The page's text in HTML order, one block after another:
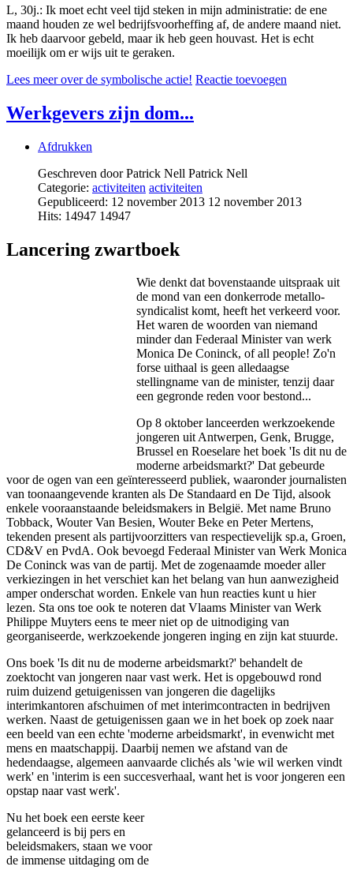
L, 30j.: Ik moet echt veel tijd steken in mijn administratie: de ene
maand houden ze wel bedrijfsvoorheffing af, de andere maand niet.
Ik heb daarvoor gebeld, maar ik heb geen houvast. Het is echt
moeilijk om er wijs uit te geraken.
Lees meer over de symbolische actie! Reactie toevoegen
Werkgevers zijn dom...
Afdrukken
Geschreven door Patrick Nell Patrick Nell
Categorie: activiteiten activiteiten
Gepubliceerd: 12 november 2013 12 november 2013
Hits: 14947 14947
Lancering zwartboek
Wie denkt dat bovenstaande uitspraak uit
de mond van een donkerrode metallo-
syndicalist komt, heeft het verkeerd voor.
Het waren de woorden van niemand
minder dan Federaal Minister van werk
Monica De Coninck, of all people! Zo'n
forse uithaal is geen alledaagse
stellingname van de minister, tenzij daar
een gegronde reden voor bestond...
Op 8 oktober lanceerden werkzoekende
jongeren uit Antwerpen, Genk, Brugge,
Brussel en Roeselare het boek 'Is dit nu de
moderne arbeidsmarkt?' Dat gebeurde
voor de ogen van een geïnteresseerd publiek, waaronder journalisten
van toonaangevende kranten als De Standaard en De Tijd, alsook
enkele vooraanstaande beleidsmakers in België. Met name Bruno
Tobback, Wouter Van Besien, Wouter Beke en Peter Mertens,
tekenden present als partijvoorzitters van respectievelijk sp.a, Groen,
CD&V en PvdA. Ook bevoegd Federaal Minister van Werk Monica
De Coninck was van de partij. Met de zogenaamde moeder aller
verkiezingen in het verschiet kan het belang van hun aanwezigheid
amper onderschat worden. Enkele van hun reacties kunt u hier
lezen. Sta ons toe ook te noteren dat Vlaams Minister van Werk
Philippe Muyters eens te meer niet op de uitnodiging van
georganiseerde, werkzoekende jongeren inging en zijn kat stuurde.
Ons boek 'Is dit nu de moderne arbeidsmarkt?' behandelt de
zoektocht van jongeren naar vast werk. Het is opgebouwd rond
ruim duizend getuigenissen van jongeren die dagelijks
interimkantoren afschuimen of met interimcontracten in bedrijven
werken. Naast de getuigenissen gaan we in het boek op zoek naar
een beeld van een echte 'moderne arbeidsmarkt', in evenwicht met
mens en maatschappij. Daarbij nemen we afstand van de
hedendaagse, algemeen aanvaarde clichés als 'wie wil werken vindt
werk' en 'interim is een succesverhaal, want het is voor jongeren een
opstap naar vast werk'.
Nu het boek een eerste keer
gelanceerd is bij pers en
beleidsmakers, staan we voor
de immense uitdaging om de